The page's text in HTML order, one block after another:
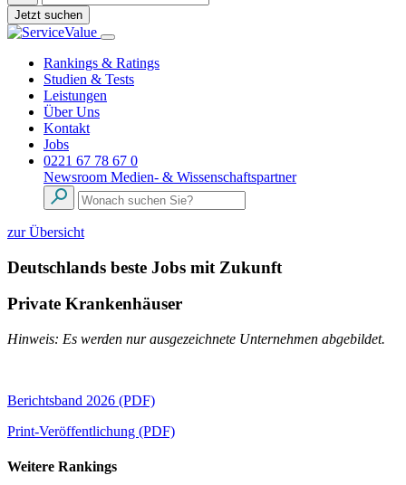
Jetzt suchen
Rankings & Ratings
Studien & Tests
Leistungen
Über Uns
Kontakt
Jobs
0221 67 78 67 0
Newsroom Medien- & Wissenschaftspartner
zur Übersicht
Deutschlands beste Jobs mit Zukunft
Private Krankenhäuser
Hinweis: Es werden nur ausgezeichnete Unternehmen abgebildet.
Berichtsband 2026 (PDF)
Print-Veröffentlichung (PDF)
Weitere Rankings